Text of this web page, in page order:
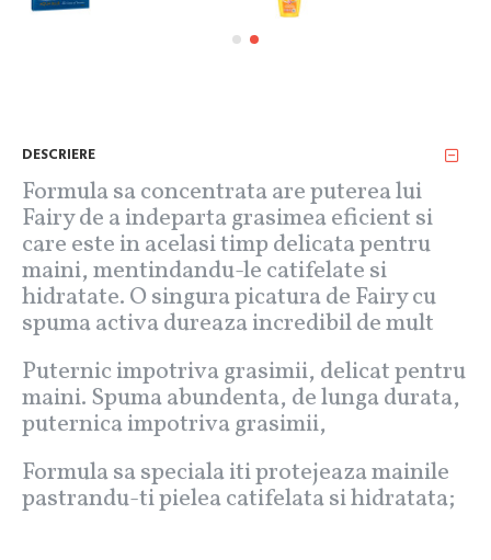
DESCRIERE
Formula sa concentrata are puterea lui
Fairy de a indeparta grasimea eficient si
care este in acelasi timp delicata pentru
maini, mentindandu-le catifelate si
hidratate. O singura picatura de Fairy cu
spuma activa dureaza incredibil de mult
Puternic impotriva grasimii, delicat pentru
maini. Spuma abundenta, de lunga durata,
puternica impotriva grasimii,
Formula sa speciala iti protejeaza mainile
pastrandu-ti pielea catifelata si hidratata;